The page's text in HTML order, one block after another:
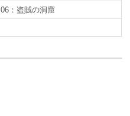
06：盗賊の洞窟